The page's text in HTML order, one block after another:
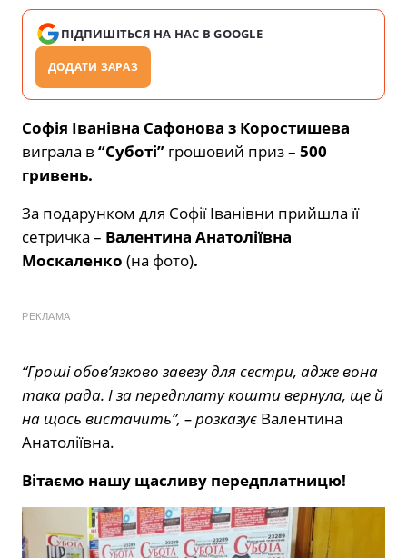
ПІДПИШІТЬСЯ НА НАС В GOOGLE
ДОДАТИ ЗАРАЗ
Софія Іванівна Сафонова з Коростишева
виграла в “Суботі” грошовий приз – 500
гривень.
За подарунком для Софії Іванівни прийшла її
сетричка – Валентина Анатоліївна
Москаленко (на фото).
РЕКЛАМА
“Гроші обов’язково завезу для сестри, адже вона
така рада. І за передплату кошти вернула, ще й
на щось вистачить”, – розказує Валентина
Анатоліївна.
Вітаємо нашу щасливу передплатницю!